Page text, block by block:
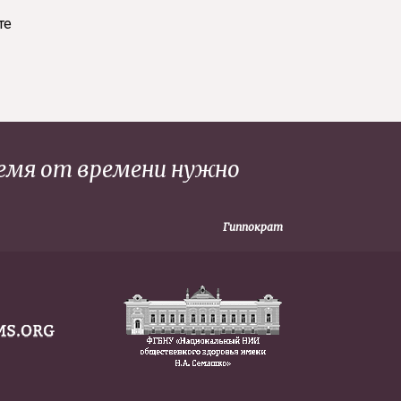
от времени нужно
Гиппократ